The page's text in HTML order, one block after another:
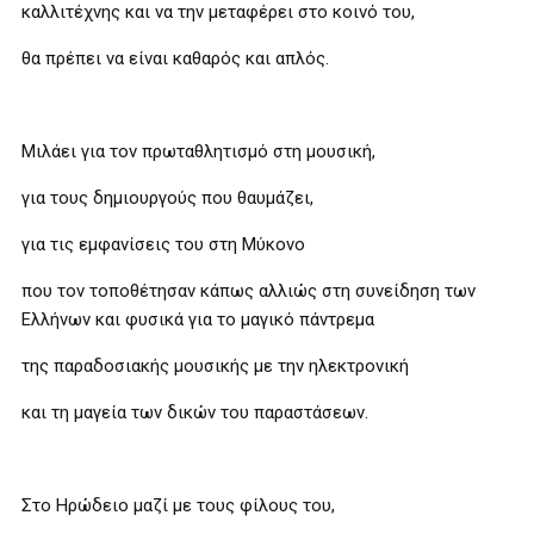
καλλιτέχνης και να την μεταφέρει στο κοινό του,
θα πρέπει να είναι καθαρός και απλός.
Μιλάει για τον πρωταθλητισμό στη μουσική,
για τους δημιουργούς που θαυμάζει,
για τις εμφανίσεις του στη Μύκονο
που τον τοποθέτησαν κάπως αλλιώς στη συνείδηση των
Ελλήνων και φυσικά για το μαγικό πάντρεμα
της παραδοσιακής μουσικής με την ηλεκτρονική
και τη μαγεία των δικών του παραστάσεων.
Στο Ηρώδειο μαζί με τους φίλους του,